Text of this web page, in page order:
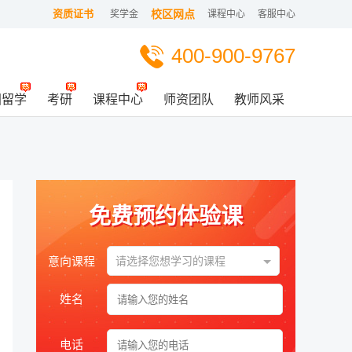
客服中心
课程中心
校区网点
奖学金
资质证书
400-900-9767
学 考研 课程中心 师资团队 教师风采
免费预约体验课
意向课程 请选择您想学习的课程
姓名
电话